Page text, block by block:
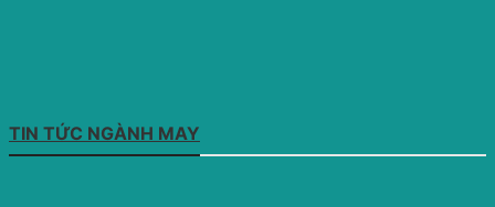
TIN TỨC NGÀNH MAY